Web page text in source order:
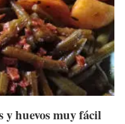
y huevos muy fácil